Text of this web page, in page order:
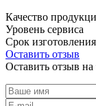
Качество
Уровень сервиса
Срок изготовления
Оставить отзыв
Оставить отзыв